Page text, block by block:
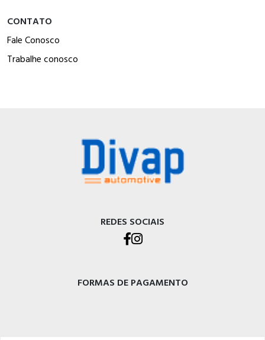
CONTATO
Fale Conosco
Trabalhe conosco
REDES SOCIAIS
FORMAS DE PAGAMENTO